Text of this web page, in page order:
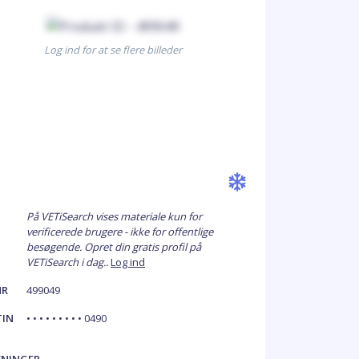
Log ind for at se flere billeder
På VETiSearch vises materiale kun for
verificerede brugere - ikke for offentlige
besøgende. Opret din gratis profil på
VETiSearch i dag..Log ind
499049
• • • • • • • • • 0490